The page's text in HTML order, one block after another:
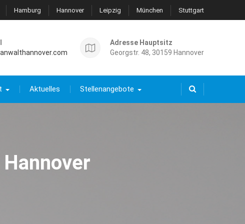
Hamburg Hannover Leipzig München Stuttgart
Adresse Hauptsitz
Georgstr. 48, 30159 Hannover
Aktuelles Stellenangebote